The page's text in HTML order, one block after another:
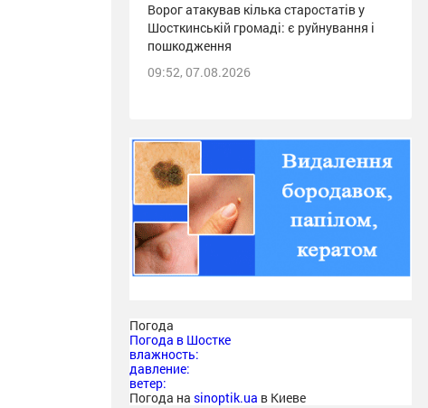
Ворог атакував кілька старостатів у
Шосткинській громаді: є руйнування і
пошкодження
09:52, 07.08.2026
Погода
Погода в Шостке
влажность:
давление:
ветер:
Погода на sinoptik.ua в Киеве